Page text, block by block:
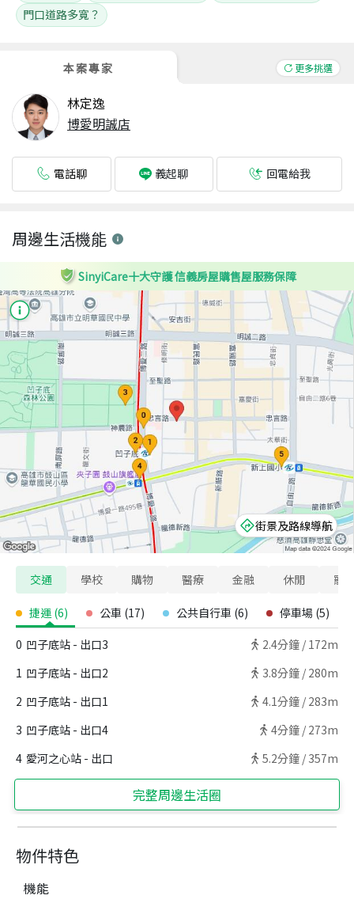
本案專家 更多挑選
林定逸
博愛明誠店
電話聊 義起聊 回電給我
門口道路多寬？
物件特色
機能
周邊生活機能
SinyiCare十大守護 信義房屋購售屋服務保障
街景及路線導航
交通 學校 購物 醫療 金融 休閒 寵
捷運 (6) 公車 (17) 公共自行車 (6) 停車場 (5)
0 凹子底站 - 出口3 2.4分鐘 / 172m
1 凹子底站 - 出口2 3.8分鐘 / 280m
2 凹子底站 - 出口1 4.1分鐘 / 283m
3 凹子底站 - 出口4 4分鐘 / 273m
4 愛河之心站 - 出口 5.2分鐘 / 357m
完整周邊生活圈